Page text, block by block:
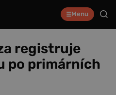
Menu
registruje
po primárních